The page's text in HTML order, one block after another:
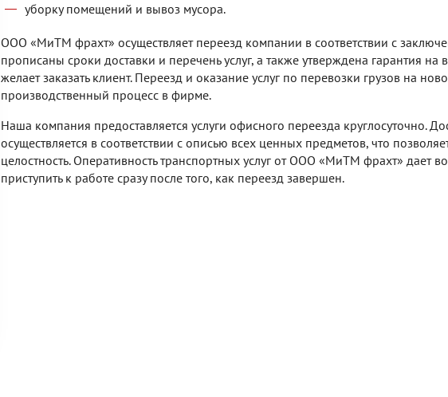
уборку помещений и вывоз мусора.
ООО «МиТМ фрахт» осуществляет переезд компании в соответствии с
прописаны сроки доставки и перечень услуг, а также утверждена гарантия
желает заказать клиент. Переезд и оказание услуг по перевозки грузов на
производственный процесс в фирме.
Наша компания предоставляется услуги офисного переезда круглосуточно.
осуществляется в соответствии с описью всех ценных предметов, что
целостность. Оперативность транспортных услуг от ООО «МиТМ фрахт» дает
приступить к работе сразу после того, как переезд завершен.